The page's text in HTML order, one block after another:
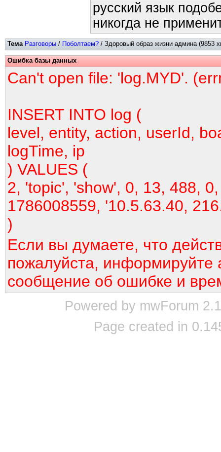
русский язык
никогда не
Тема Разговоры / Поболтаем? / Здоровый образ жизни админа (9853
Ошибка базы данных
Can't open file: 'log.MYD'.
INSERT INTO log (
level, entity, action, userId,
logTime, ip
) VALUES (
2, 'topic', 'show', 0, 13, 488,
1786008559, '10.5.63.40,
)
Если вы думаете, что
пожалуйста, информируйте
сообщение об ошибке и
Powered by mwForum
Page created in